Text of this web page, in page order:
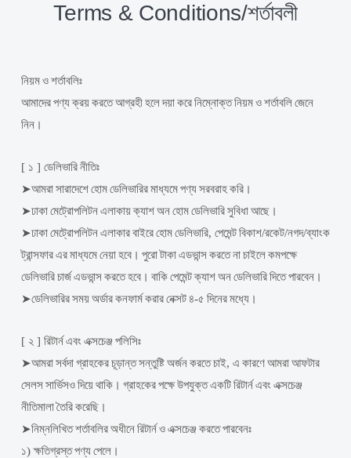
Terms & Conditions/শর্তাবলী
নিয়মওশর্তাবলিঃ
আমাদেরপণ্যক্রয়করতেআগ্রহীহলেদয়াকরেনিম্নোক্তনিয়মওশর্তাবলিজেনে
নিন ।
[ ১ ] ডেলিভারিনীতিঃ
➤আমরাসারাদেশেহোমডেলিভারিরমাধ্যমেপণ্যসরবরাহকরি ।
➤ঢাকামেট্রোপলিটনএলাকায়ক্যাশঅনহোমডেলিভারিসুবিধাআছে ।
➤ঢাকামেট্রোপলিটনএলাকারবাইরেহোমডেলিভারি, পেমেন্টবিকাশ/রকেট/নগদ/ব্যাংক
ট্রান্সফারএরমাধ্যমেনেয়াহবে । পুরোটাকাএডভান্সকরতেনাচাইলেকমপক্ষে
ডেলিভারিচার্জএডভান্সকরতেহবে । বাকিপেমেন্টক্যাশঅনডেলিভারিদিতেপারবেন ।
➤ডেলিভারিরসময়অর্ডারকনফার্মকরারনেক্সট ৪-৫ দিনেরমধ্যে ।
[ ২ ] রিটার্নএবং এক্সচেঞ্জ পলিসিঃ
➤আমরাসর্বদাগ্রাহকেরচূড়ান্তসন্তুষ্টিঅর্জনকরতেচাই, এ কারণেআমরাআফটার
সেলসসার্ভিসওদিয়েথাকি । গ্রাহকেরপক্ষেউপযুক্তএকটিরিটার্নএবং এক্সচেঞ্জ
নীতিমালাতৈরিকরেছি ।
➤নিম্নলিখিতশর্তাবলিরঅধীনেরিটার্নওএক্সচেঞ্জ করতেপারবেনঃ
১)ক্ষতিগ্রস্তপণ্যপেলে ।